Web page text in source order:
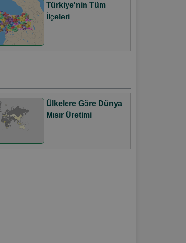
Türkiye'nin Tüm
İlçeleri
Ülkelere Göre Dünya
Mısır Üretimi